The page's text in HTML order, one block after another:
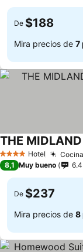
De $188
Mira precios de 7
4 EstrellasHotel
8,1 Muy bueno
De $237
Mira precios de 8